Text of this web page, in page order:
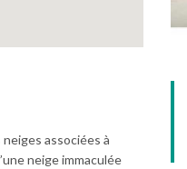
associées à
neige immaculée